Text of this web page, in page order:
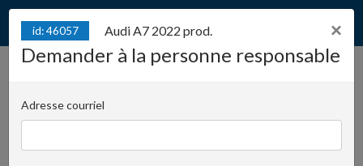
de clé:1427
×
id: 46057 Audi A7 2022 prod.
Demander à la personne responsable
Adresse courriel